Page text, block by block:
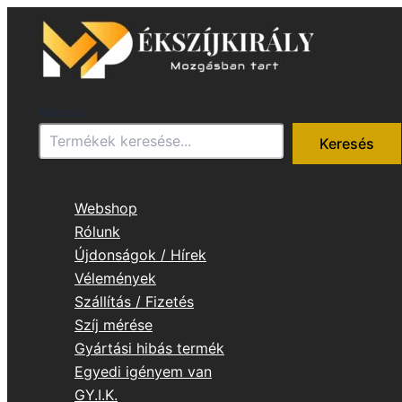
content
Keresés
Webshop
Rólunk
Újdonságok / Hírek
Vélemények
Szállítás / Fizetés
Szíj mérése
Gyártási hibás termék
Egyedi igényem van
GY.I.K.